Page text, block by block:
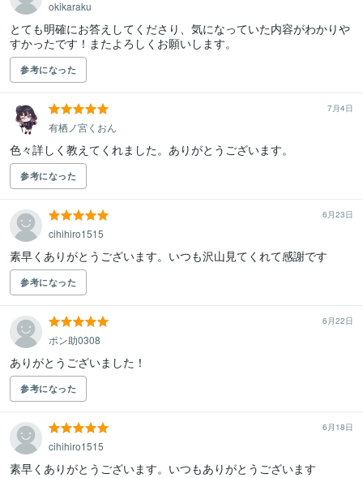
okikaraku
とても明確にお答えしてくださり、気になっていた内容がわかりや
すかったです！またよろしくお願いします。
参考になった
7月4日
有栖ノ宮くおん
色々詳しく教えてくれました。ありがとうございます。
参考になった
6月23日
cihihiro1515
素早くありがとうございます。いつも沢山見てくれて感謝です
参考になった
6月22日
ポン助0308
ありがとうございました！
参考になった
6月18日
cihihiro1515
素早くありがとうございます。いつもありがとうございます